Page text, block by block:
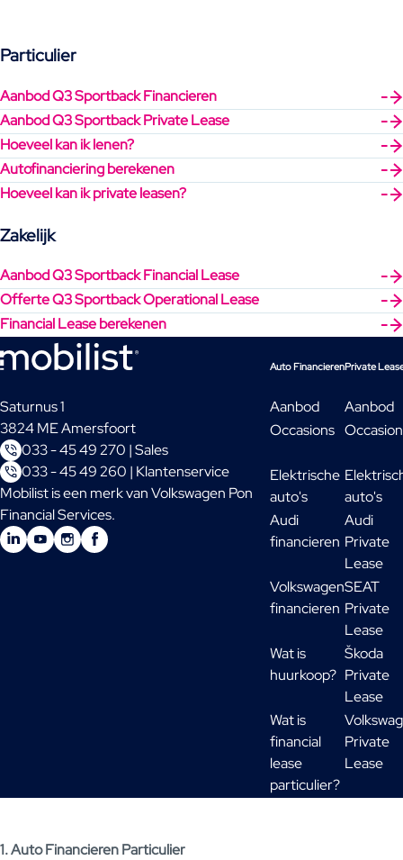
Particulier
Aanbod Q3 Sportback Financieren
Aanbod Q3 Sportback Private Lease
Hoeveel kan ik lenen?
Autofinanciering berekenen
Hoeveel kan ik private leasen?
Zakelijk
Aanbod Q3 Sportback Financial Lease
Offerte Q3 Sportback Operational Lease
Financial Lease berekenen
Saturnus 1
3824 ME Amersfoort
033 - 45 49 270 | Sales
033 - 45 49 260 | Klantenservice
Mobilist is een merk van Volkswagen Pon
Financial Services.
Auto Financieren
Aanbod
Occasions
Elektrische
auto's
Audi
financieren
Volkswagen
financieren
Wat is
huurkoop?
Wat is
financial
lease
particulier?
Private
Aanbod
auto's
Audi
Private
Lease
SEAT
Private
Lease
Škoda
Private
Lease
Private
Lease
1. Auto Financieren Particulier